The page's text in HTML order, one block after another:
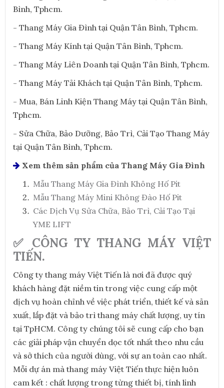
Bình, Tphcm.
- Thang Máy Gia Đình tại Quận Tân Bình, Tphcm.
- Thang Máy Kính tại Quận Tân Bình, Tphcm.
- Thang Máy Liên Doanh tại Quận Tân Bình, Tphcm.
- Thang Máy Tải Khách tại Quận Tân Bình, Tphcm.
- Mua, Bán Linh Kiện Thang Máy tại Quận Tân Bình,
Tphcm.
- Sửa Chữa, Bảo Dưỡng, Bảo Trì, Cải Tạo Thang Máy
tại Quận Tân Bình, Tphcm.
Xem thêm sản phẩm của Thang Máy Gia Đình
Mẫu Thang Máy Gia Đình Không Hố Pit
Mẫu Thang Máy Mini Không Đào Hố Pit
Các Dịch Vụ Sửa Chữa, Bảo Trì, Cải Tạo Tại
YME LIFT
✅ CÔNG TY THANG MÁY VIỆT
TIẾN.
Công ty thang máy Việt Tiến là nơi đã được quý
khách hàng đặt niềm tin trong việc cung cấp một
dịch vụ hoàn chỉnh về việc phát triển, thiết kế và sản
xuất, lắp đặt và bảo trì thang máy chất lượng, uy tín
tại TpHCM. Công ty chúng tôi sẽ cung cấp cho bạn
các giải pháp vận chuyển dọc tốt nhất theo nhu cầu
và sở thích của người dùng, với sự an toàn cao nhất.
Mỗi dự án mà thang máy Việt Tiến thực hiện luôn
cam kết : chất lượng trong từng thiết bị, tính linh